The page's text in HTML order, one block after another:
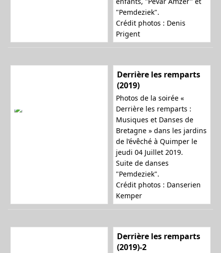
"Pemdeziek".
Crédit photos : Denis
Prigent
Derrière les remparts
(2019)
Photos de la soirée «
Derrière les remparts :
Musiques et Danses de
Bretagne » dans les jardins
de l’évêché à Quimper le
jeudi 04 Juillet 2019.
Suite de danses
"Pemdeziek".
Crédit photos : Danserien
Kemper
Derrière les remparts
(2019)-2